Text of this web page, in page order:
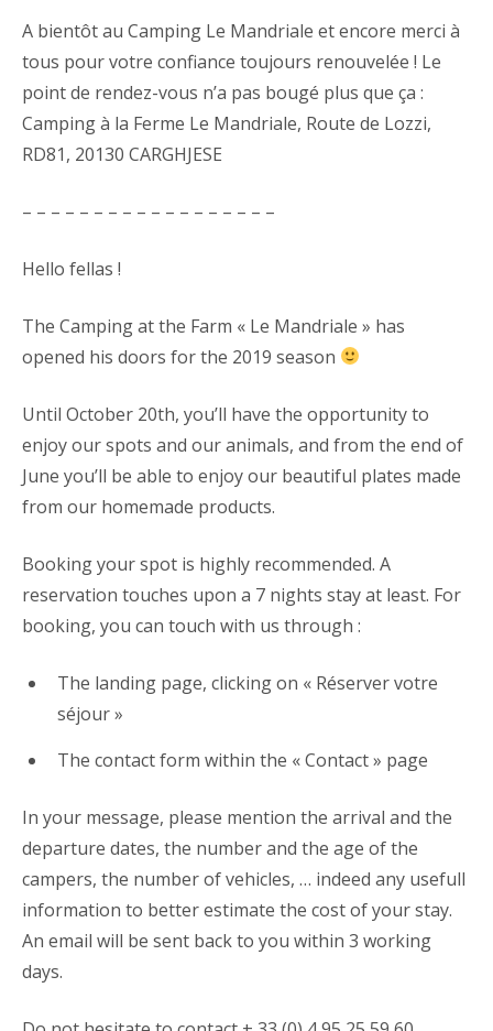
A bientôt au Camping Le Mandriale et encore merci à
tous pour votre confiance toujours renouvelée ! Le
point de rendez-vous n’a pas bougé plus que ça :
Camping à la Ferme Le Mandriale, Route de Lozzi,
RD81, 20130 CARGHJESE
– – – – – – – – – – – – – – – – – –
Hello fellas !
The Camping at the Farm « Le Mandriale » has
opened his doors for the 2019 season
Until October 20th, you’ll have the opportunity to
enjoy our spots and our animals, and from the end of
June you’ll be able to enjoy our beautiful plates made
from our homemade products.
Booking your spot is highly recommended. A
reservation touches upon a 7 nights stay at least. For
booking, you can touch with us through :
The landing page, clicking on « Réserver votre
séjour »
The contact form within the « Contact » page
In your message, please mention the arrival and the
departure dates, the number and the age of the
campers, the number of vehicles, … indeed any usefull
information to better estimate the cost of your stay.
An email will be sent back to you within 3 working
days.